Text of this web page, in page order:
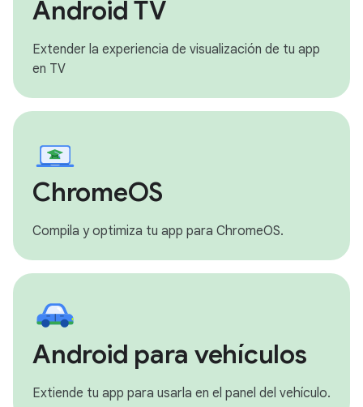
Android TV
Extender la experiencia de visualización de tu app
en TV
ChromeOS
Compila y optimiza tu app para ChromeOS.
Android para vehículos
Extiende tu app para usarla en el panel del vehículo.